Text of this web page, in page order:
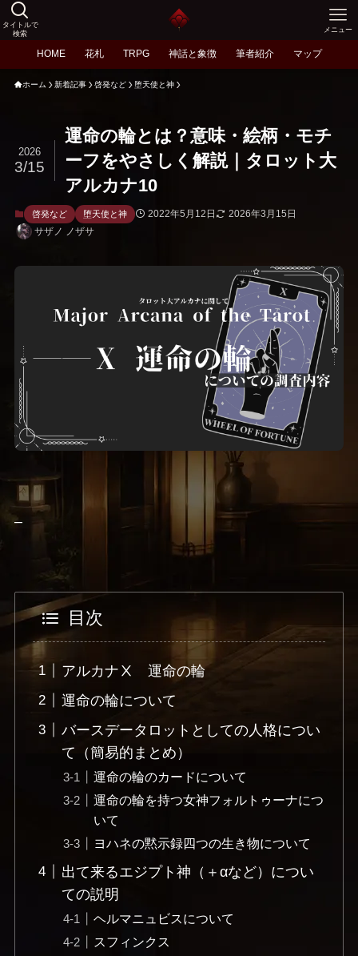
タイトルで
検索
メニュー
HOME 花札 TRPG 神話と象徴 筆者紹介 マップ
ホーム 新着記事 啓発など 堕天使と神
運命の輪とは？意味・絵柄・モチ
ーフをやさしく解説｜タロット大
アルカナ10
2026
3/15
啓発など 堕天使と神 2022年5月12日
2026年3月15日
サザノ ノザサ
–
目次
アルカナⅩ 運命の輪
運命の輪について
バースデータロットとしての人格につい
て（簡易的まとめ）
運命の輪のカードについて
運命の輪を持つ女神フォルトゥーナにつ
いて
ヨハネの黙示録四つの生き物について
出て来るエジプト神（＋αなど）につい
ての説明
ヘルマニュビスについて
スフィンクス